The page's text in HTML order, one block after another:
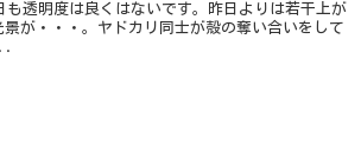
明度は良くはないです。昨日よりは若干上が
が・・・。ヤドカリ同士が殻の奪い合いをして